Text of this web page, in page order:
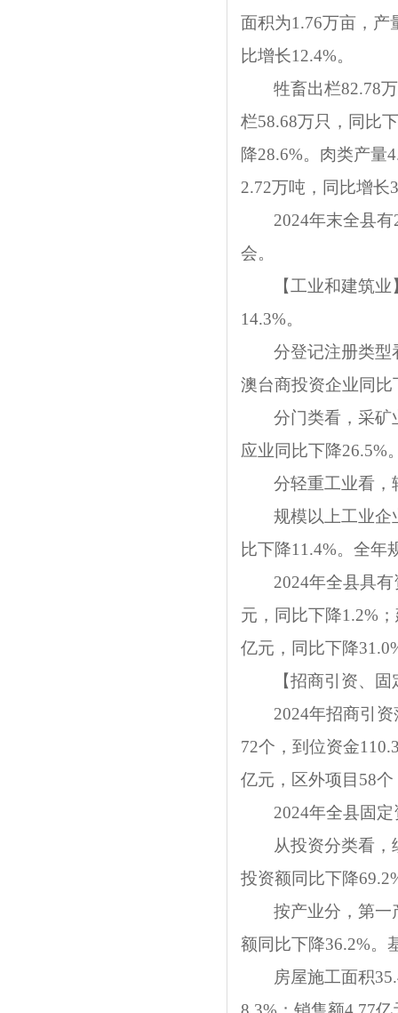
面积为1.76万亩，产
比增长12.4%。
牲畜出栏82.78
栏58.68万只， 同比
降28.6%。肉类产量
2.72万吨， 同比增长
2024年末全县有
会。
【工业和建筑业
14.3%。
分登记注册类型
澳台商投资企业同比
分门类看，采矿
应业同比下降26.5%
分轻重工业看，
规模以上工业企
比下降11.4%。全年
2024年全县具
元，同比下降1.2%
亿元，同比下降
【招商引资、固
2024年招商引
72个，到位资金
亿元，区外项目 58个
2024年全县固
从投资分类看
投资额同比下降
按产业分，第一
额同比下降36.2%。
房屋施工面积